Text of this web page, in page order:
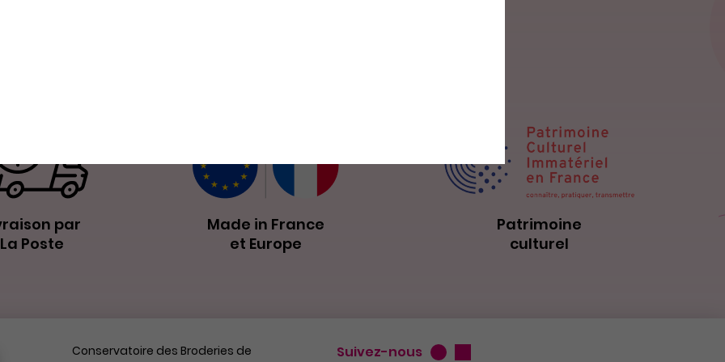
par
La Poste
Made in France
et Europe
Patrimoine
culturel
Conservatoire des Broderies de
Suivez-nous